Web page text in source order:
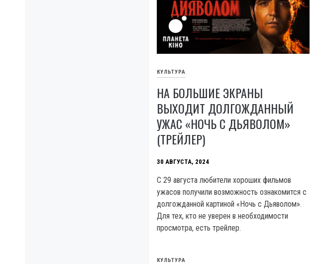
КУЛЬТУРА
НА БОЛЬШИЕ ЭКРАНЫ
ВЫХОДИТ ДОЛГОЖДАННЫЙ
УЖАС «НОЧЬ С ДЬЯВОЛОМ»
(ТРЕЙЛЕР)
30 АВГУСТА, 2024
C 29 августа любители хороших фильмов
ужасов получили возможность ознакомится с
долгожданной картиной «Ночь с Дьяволом».
Для тех, кто не уверен в необходимости
просмотра, есть трейлер.
КУЛЬТУРА